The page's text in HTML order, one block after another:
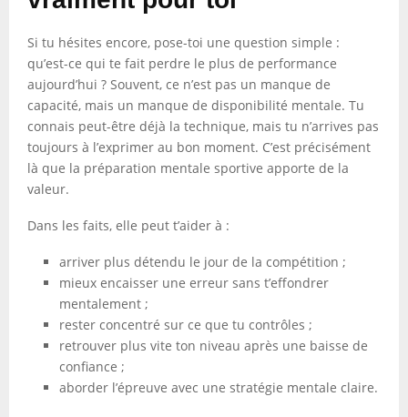
Si tu hésites encore, pose-toi une question simple :
qu’est-ce qui te fait perdre le plus de performance
aujourd’hui ? Souvent, ce n’est pas un manque de
capacité, mais un manque de disponibilité mentale. Tu
connais peut-être déjà la technique, mais tu n’arrives pas
toujours à l’exprimer au bon moment. C’est précisément
là que la préparation mentale sportive apporte de la
valeur.
Dans les faits, elle peut t’aider à :
arriver plus détendu le jour de la compétition ;
mieux encaisser une erreur sans t’effondrer
mentalement ;
rester concentré sur ce que tu contrôles ;
retrouver plus vite ton niveau après une baisse de
confiance ;
aborder l’épreuve avec une stratégie mentale claire.